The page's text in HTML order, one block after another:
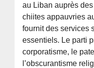
au Liban auprès
chiites appauvries
fournit des services
essentiels. Le parti
corporatisme, le
l’obscurantisme